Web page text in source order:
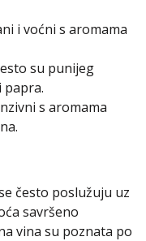
i voćni s aromama
su punijeg
papra.
s aromama
često poslužuju uz
savršeno
vina su poznata po